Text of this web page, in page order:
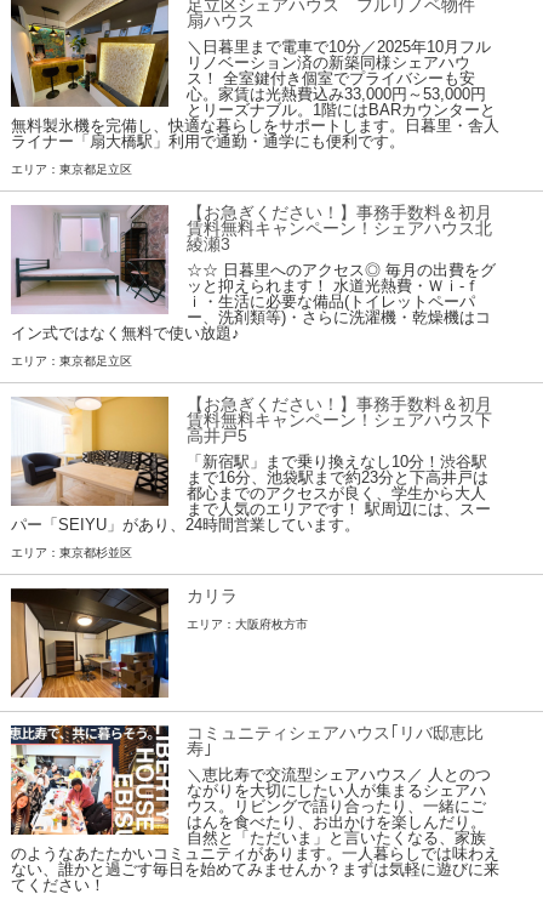
足立区シェアハウス フルリノベ物件
扇ハウス
＼日暮里まで電車で10分／2025年10月フル
リノベーション済の新築同様シェアハウ
ス！ 全室鍵付き個室でプライバシーも安
心。家賃は光熱費込み33,000円～53,000円
とリーズナブル。1階にはBARカウンターと
無料製氷機を完備し、快適な暮らしをサポートします。日暮里・舎人
ライナー「扇大橋駅」利用で通勤・通学にも便利です。
エリア：東京都足立区
【お急ぎください！】事務手数料＆初月
賃料無料キャンペーン！シェアハウス北
綾瀬3
☆☆ 日暮里へのアクセス◎ 毎月の出費をグ
ッと抑えられます！ 水道光熱費・Ｗｉ-ｆ
ｉ・生活に必要な備品(トイレットペーパ
ー、洗剤類等)・さらに洗濯機・乾燥機はコ
イン式ではなく無料で使い放題♪
エリア：東京都足立区
【お急ぎください！】事務手数料＆初月
賃料無料キャンペーン！シェアハウス下
高井戸5
「新宿駅」まで乗り換えなし10分！渋谷駅
まで16分、池袋駅まで約23分と下高井戸は
都心までのアクセスが良く、学生から大人
まで人気のエリアです！ 駅周辺には、スー
パー「SEIYU」があり、24時間営業しています。
エリア：東京都杉並区
カリラ
エリア：大阪府枚方市
コミュニティシェアハウス｢リバ邸恵比
寿｣
＼恵比寿で交流型シェアハウス／ 人とのつ
ながりを大切にしたい人が集まるシェアハ
ウス。リビングで語り合ったり、一緒にご
はんを食べたり、お出かけを楽しんだり。
自然と「ただいま」と言いたくなる、家族
のようなあたたかいコミュニティがあります。一人暮らしでは味わえ
ない、誰かと過ごす毎日を始めてみませんか？まずは気軽に遊びに来
てください！